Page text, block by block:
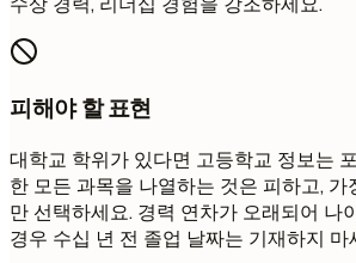
피해야 할 표현
대학교 학위가 있다면 고등학교 정보는
한 모든 과목을 나열하는 것은 피하고, 가
만 선택하세요. 경력 연차가 오래되어 나
경우 수십 년 전 졸업 날짜는 기재하지 마